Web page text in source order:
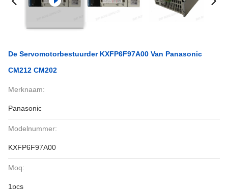
De Servomotorbestuurder KXFP6F97A00 Van Panasonic
CM212 CM202
Merknaam:
Panasonic
Modelnummer:
KXFP6F97A00
Moq:
1pcs